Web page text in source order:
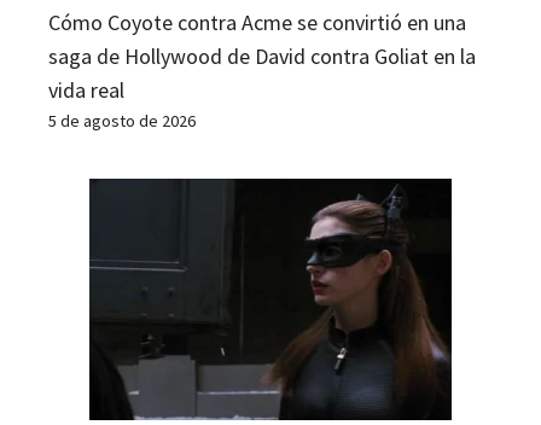
Cómo Coyote contra Acme se convirtió en una
saga de Hollywood de David contra Goliat en la
vida real
5 de agosto de 2026